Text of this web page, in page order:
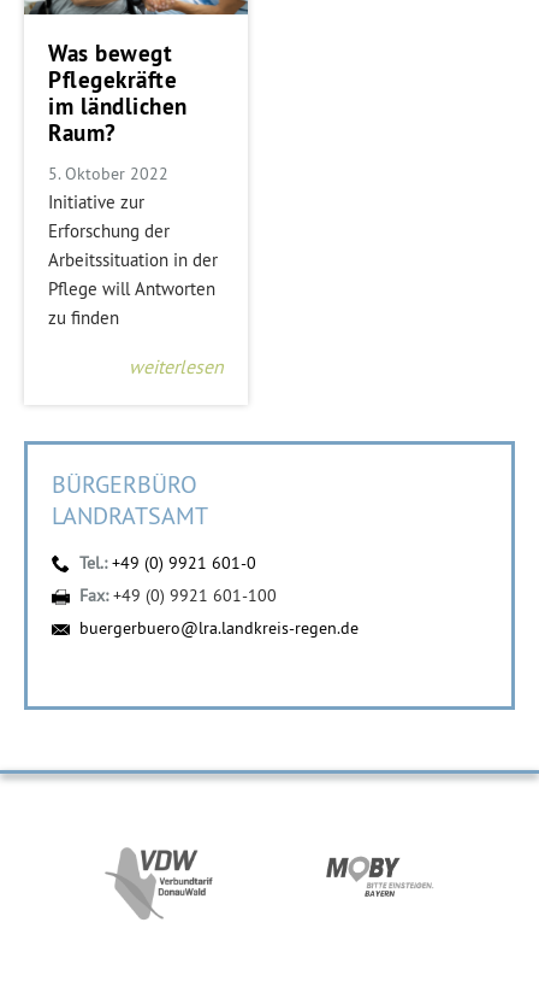
Was bewegt
Pflegekräfte
im ländlichen
Raum?
5. Oktober 2022
Initiative zur
Erforschung der
Arbeitssituation in der
Pflege will Antworten
zu finden
weiterlesen
BÜRGERBÜRO
LANDRATSAMT
Tel.:+49 (0) 9921 601-0
Fax:+49 (0) 9921 601-100
buergerbuero@lra.landkreis-regen.de